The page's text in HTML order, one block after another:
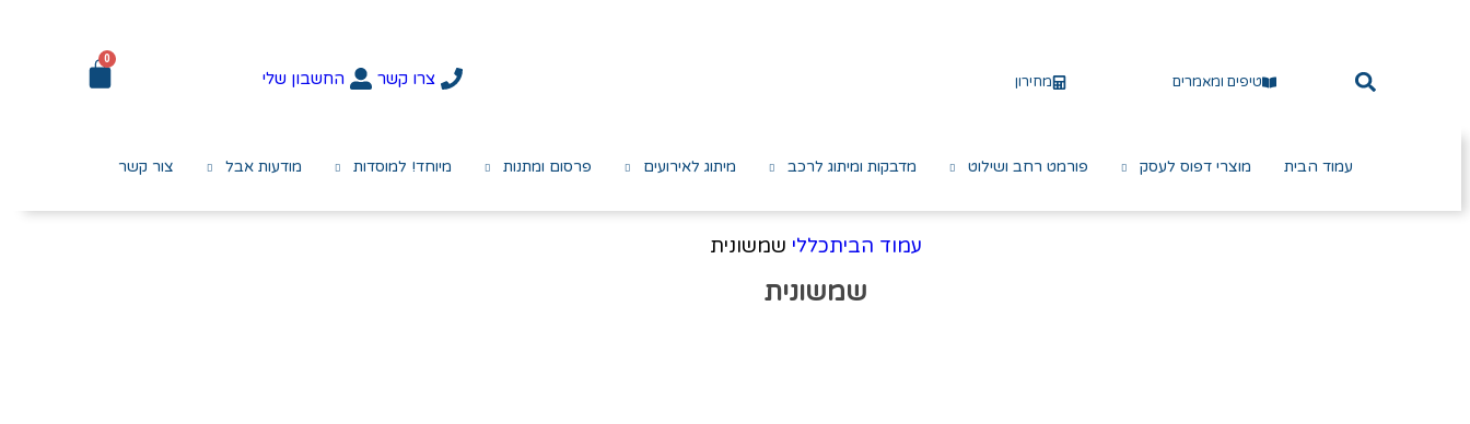
טיפים ומאמרים מחירון צרו קשר החשבון שלי
0
עמוד הבית מוצרי דפוס לעסק פורמט רחב ושילוט מדבקות ומיתוג לרכב מיתוג לאירועים פרסום ומתנות מיוחד! למוסדות מודעות אבל צור קשר
עמוד הביתכללי שמשונית
שמשונית